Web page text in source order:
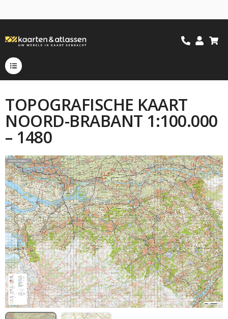
TOPOGRAFISCHE KAART
NOORD-BRABANT 1:100.000
– 1480